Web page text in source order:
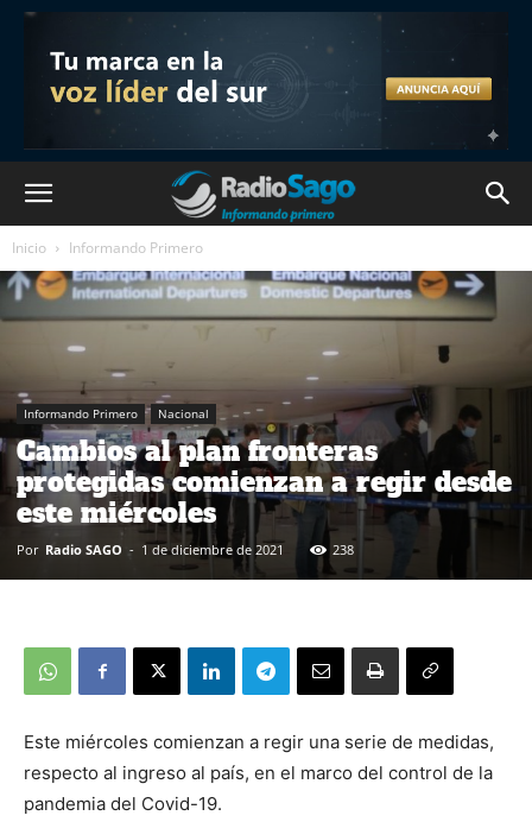
Inicio Informando Primero
Informando Primero Nacional
Cambios al plan fronteras
protegidas comienzan a regir desde
este miércoles
Por Radio SAGO - 1 de diciembre de 2021 238
Este miércoles comienzan a regir una serie de medidas,
respecto al ingreso al país, en el marco del control de la
pandemia del Covid-19.